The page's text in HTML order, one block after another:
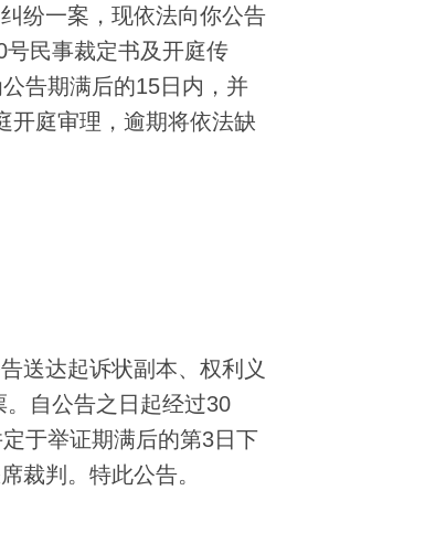
纷一案，现依法向你公告
民事裁定书及开庭传
告期满后的15日内，并
开庭审理，逾期将依法缺
送达起诉状副本、权利义
自公告之日起经过30
于举证期满后的第3日下
裁判。特此公告。